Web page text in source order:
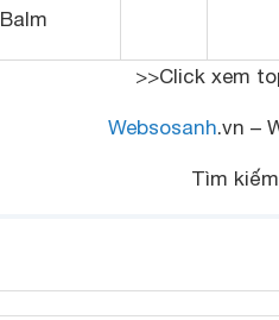
Balm
>>Click xem
Websosanh.vn –
Tìm